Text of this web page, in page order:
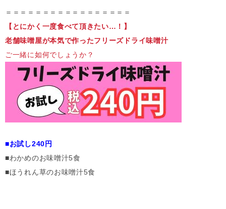
＝＝＝＝＝＝＝＝＝＝＝＝＝＝＝＝＝
【とにかく一度食べて頂きたい…！】
老舗味噌屋が本気で作ったフリーズドライ味噌汁
ご一緒に如何でしょうか？
■お試し240円
■わかめのお味噌汁5食
■ほうれん草のお味噌汁5食